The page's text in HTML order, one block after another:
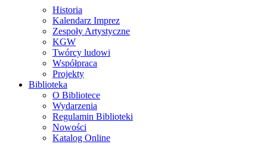
Historia
Kalendarz Imprez
Zespoły Artystyczne
KGW
Twórcy ludowi
Współpraca
Projekty
Biblioteka
O Bibliotece
Wydarzenia
Regulamin Biblioteki
Nowości
Katalog Online